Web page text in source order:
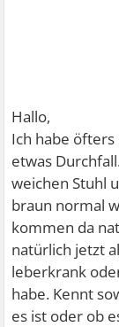
Hallo,
Ich habe
etwas
weichen Stuhl
braun normal
kommen da
natürlich jetzt
leberkrank
habe. Kennt
es ist oder ob